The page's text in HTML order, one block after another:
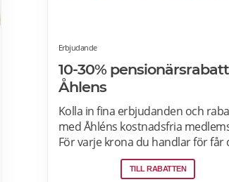
Erbjudande
10-30%
Åhlens
Kolla in fina erbjudanden och
med Åhléns kostnadsfria
För varje krona du handlar för får
bonuspoäng. Och för varje 1250
får du 25 kronor i bonus. 10-30%
TILL RABATTEN